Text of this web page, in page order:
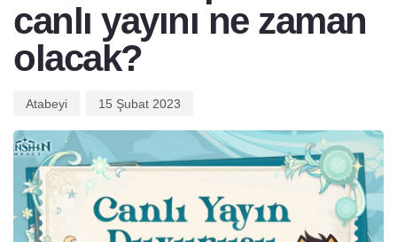
canlı yayını ne zaman
olacak?
Atabeyi 15 Şubat 2023